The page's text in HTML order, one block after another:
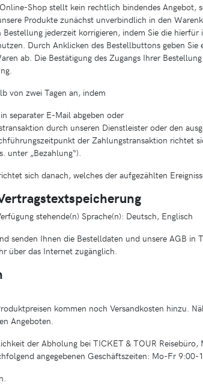
Shop stellt kein rechtlich bindendes Angebot,
Produkte zunächst unverbindlich in den
jederzeit korrigieren, indem Sie die hierfür
Durch Anklicken des Bestellbuttons geben Sie
ab. Die Bestätigung des Zugangs Ihrer
von zwei Tagen an, indem
separater E-Mail abgeben oder
durch unseren Dienstleister oder den
der Zahlungstransaktion richtet
unter „Bezahlung“).
sich danach, welches der aufgezählten
stehende(n) Sprache(n): Deutsch, Englisch
senden Ihnen die Bestelldaten und unsere AGB in
über das Internet zugänglich.
kommen noch Versandkosten hinzu.
Angeboten.
der Abholung bei TICKET & TOUR Reisebüro,
angegebenen Geschäftszeiten: Mo-Fr 9:00-